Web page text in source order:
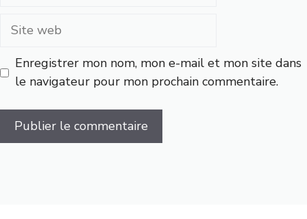
Site
Enregistrer mon nom, mon e-mail et mon site dans
le navigateur pour mon prochain commentaire.